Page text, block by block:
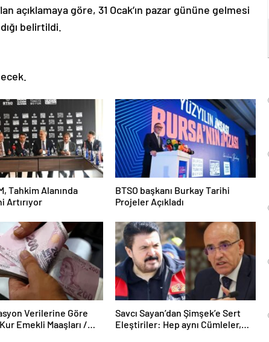
açıklamaya göre, 31 Ocak’ın pazar gününe gelmesi
belirtildi.
Tahkim Alanında
Artırıyor
BTSO başkanı Burkay Tarihi
Projeler Açıkladı
Verilerine Göre
Emekli Maaşları /
Savcı Sayan’dan Şimşek’e Sert
Eleştiriler: Hep aynı Cümleler,